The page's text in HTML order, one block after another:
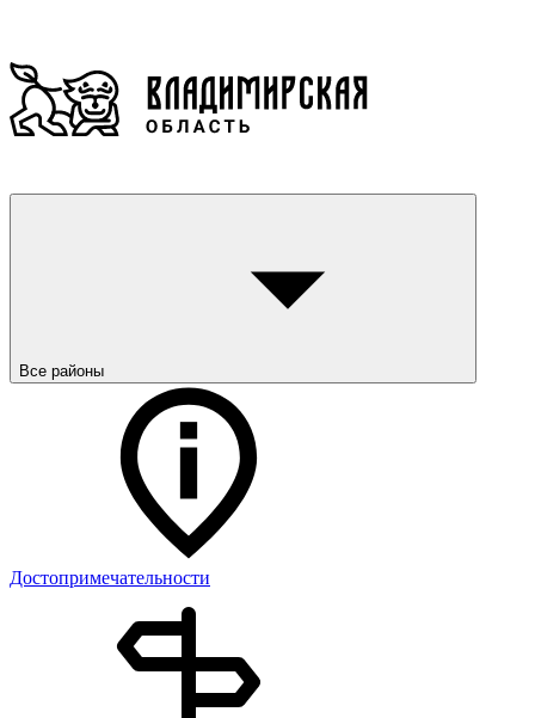
Все районы
Достопримечательности